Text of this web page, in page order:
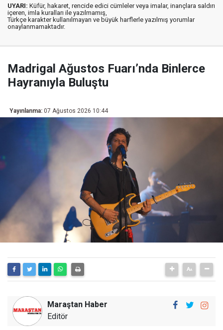
UYARI: Küfür, hakaret, rencide edici cümleler veya imalar, inançlara saldırı
içeren, imla kuralları ile yazılmamış,
Türkçe karakter kullanılmayan ve büyük harflerle yazılmış yorumlar
onaylanmamaktadır.
Madrigal Ağustos Fuarı’nda Binlerce
Hayranıyla Buluştu
Yayınlanma: 07 Ağustos 2026 10:44
Maraştan Haber
Editör